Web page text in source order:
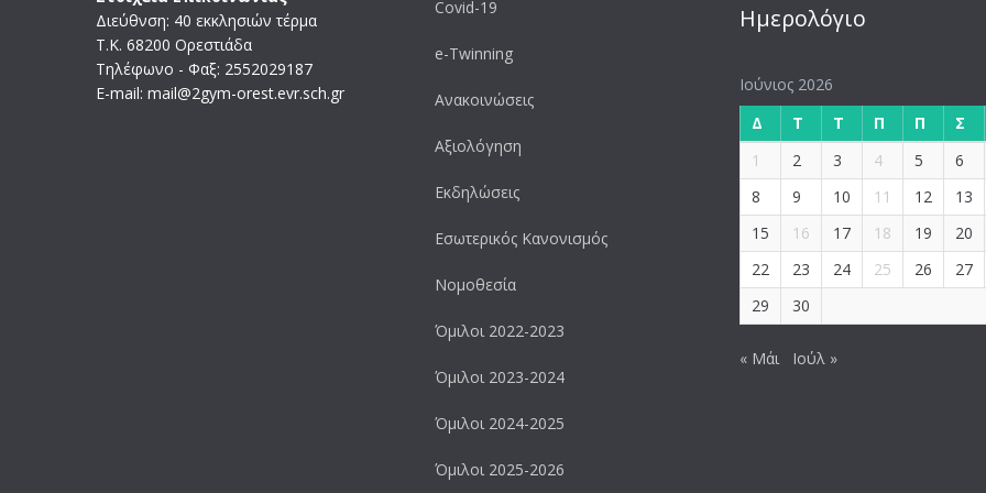
Διεύθνση: 40 εκκλησιών τέρμα
Τ.Κ. 68200 Ορεστιάδα
Τηλέφωνο - Φαξ: 2552029187
Ε-mail: mail@2gym-orest.evr.sch.gr
Covid-19
e-Twinning
Ανακοινώσεις
Αξιολόγηση
Εκδηλώσεις
Εσωτερικός Κανονισμός
Νομοθεσία
Όμιλοι 2022-2023
Όμιλοι 2023-2024
Όμιλοι 2024-2025
Όμιλοι 2025-2026
Ημερολόγιο
Ιούνιος 2026
Δ
Τ Τ Π Π Σ
1
2 3 4 5 6
8
9 10 11 12 13
15
16 17 18 19 20
22
23 24 25 26 27
29
30
« Μάι Ιούλ »